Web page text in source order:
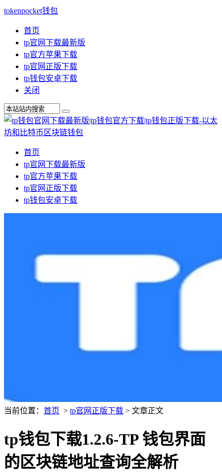
tokenpocket钱包
首页
tp官网下载最新版
tp官方苹果下载
tp官网正版下载
tp钱包安卓下载
关闭
首页
tp官网下载最新版
tp官方苹果下载
tp官网正版下载
tp钱包安卓下载
当前位置： 首页 > tp官网正版下载 > 文章正文
tp钱包下载1.2.6-TP 钱包界面
的区块链地址查询全解析